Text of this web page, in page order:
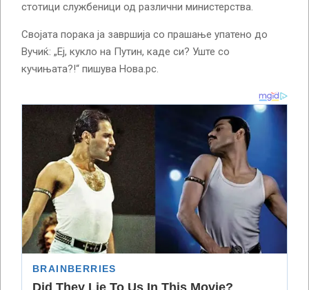
стотици службеници од различни министерства.
Својата порака ја завршија со прашање упатено до
Вучиќ: „Еј, кукло на Путин, каде си? Уште со
кучињата?!“ пишува Нова.рс.